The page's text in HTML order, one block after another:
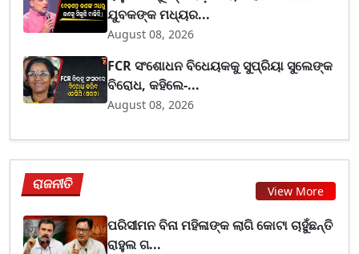
ଯୁବକଙ୍କ ମଧ୍ୟର...
August 08, 2026
FCR ସଂଶୋଧନ ବିଧେୟକକୁ ସୁପ୍ରିୟା ସୁଲେଙ୍କ
ବିରୋଧ, କହିଲେ-...
August 08, 2026
ରାଜନୀତି View More
ପରିସୀମନ ବିନା ମହିଳାଙ୍କ ଲାଗି କୋଟା ଚାହୁଁଛନ୍ତି
ରାହୁଲ ଗ...